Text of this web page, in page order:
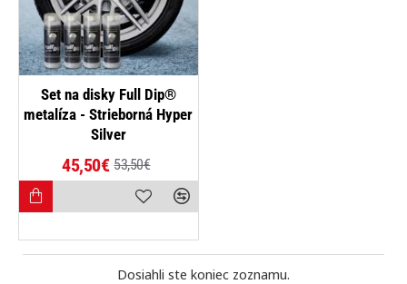
-15%
Set na disky Full Dip®
metalíza - Strieborná Hyper
Silver
45,50€ 53,50€
Dosiahli ste koniec zoznamu.